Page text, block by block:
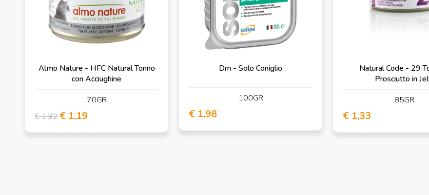
Almo Nature - HFC Natural Tonno
con Acciughine
70GR
€ 1,32 € 1,19
Drn - Solo Coniglio
100GR
€ 1,98
Natural Code - 29
Prosciutto in
85GR
€ 1,33